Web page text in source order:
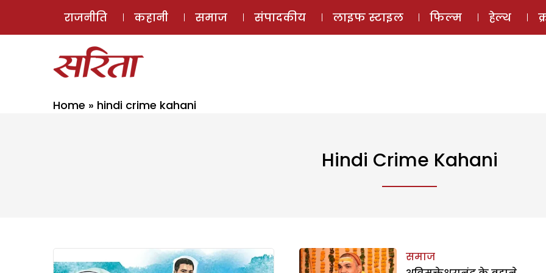
ई-मैगज़ीन
राजनीति कहानी समाज संपादकीय लाइफ स्टाइल फिल्म हेल्थ
Home » hindi crime kahani
Hindi Crime Kahani
समाज